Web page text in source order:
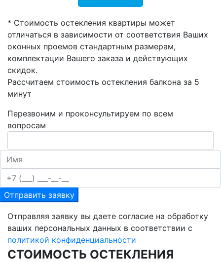
* Стоимость остекления квартиры может
отличаться в зависимости от соответствия Ваших
оконных проемов стандартным размерам,
комплектации Вашего заказа и действующих
скидок.
Рассчитаем стоимость остекления балкона за 5
минут
Перезвоним и проконсультируем по всем
вопросам
Отправить заявку
Отправляя заявку вы даете согласие на обработку
ваших персональных данных в соответствии с
политикой конфиденциальности
СТОИМОСТЬ ОСТЕКЛЕНИЯ